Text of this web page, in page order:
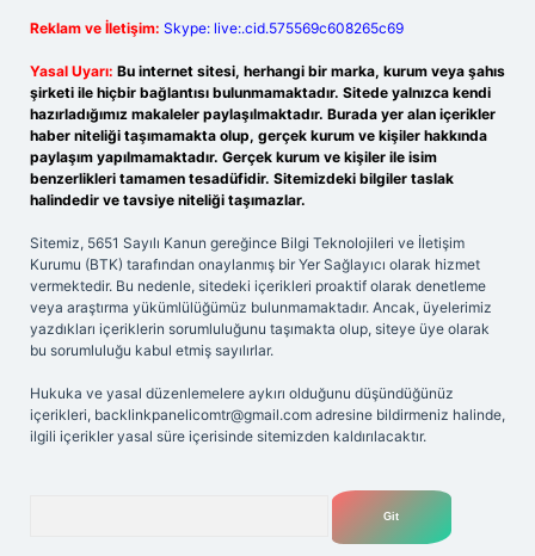
Reklam ve İletişim: Skype: live:.cid.575569c608265c69
Yasal Uyarı: Bu internet sitesi, herhangi bir marka, kurum veya şahıs
şirketi ile hiçbir bağlantısı bulunmamaktadır. Sitede yalnızca kendi
hazırladığımız makaleler paylaşılmaktadır. Burada yer alan içerikler
haber niteliği taşımamakta olup, gerçek kurum ve kişiler hakkında
paylaşım yapılmamaktadır. Gerçek kurum ve kişiler ile isim
benzerlikleri tamamen tesadüfidir. Sitemizdeki bilgiler taslak
halindedir ve tavsiye niteliği taşımazlar.
Sitemiz, 5651 Sayılı Kanun gereğince Bilgi Teknolojileri ve İletişim
Kurumu (BTK) tarafından onaylanmış bir Yer Sağlayıcı olarak hizmet
vermektedir. Bu nedenle, sitedeki içerikleri proaktif olarak denetleme
veya araştırma yükümlülüğümüz bulunmamaktadır. Ancak, üyelerimiz
yazdıkları içeriklerin sorumluluğunu taşımakta olup, siteye üye olarak
bu sorumluluğu kabul etmiş sayılırlar.
Hukuka ve yasal düzenlemelere aykırı olduğunu düşündüğünüz
içerikleri, backlinkpanelicomtr@gmail.com adresine bildirmeniz halinde,
ilgili içerikler yasal süre içerisinde sitemizden kaldırılacaktır.